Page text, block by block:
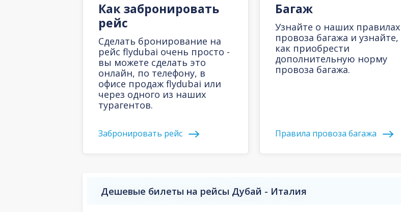
Как забронировать
рейс
Сделать бронирование на
рейс flydubai очень просто -
вы можете сделать это
онлайн, по телефону, в
офисе продаж flydubai или
через одного из наших
турагентов.
Забронировать рейс
Багаж
Узнайте о наших правилах
провоза багажа и узнайте,
как приобрести
дополнительную норму
провоза багажа.
Правила провоза багажа
Дешевые билеты на рейсы Дубай - Италия